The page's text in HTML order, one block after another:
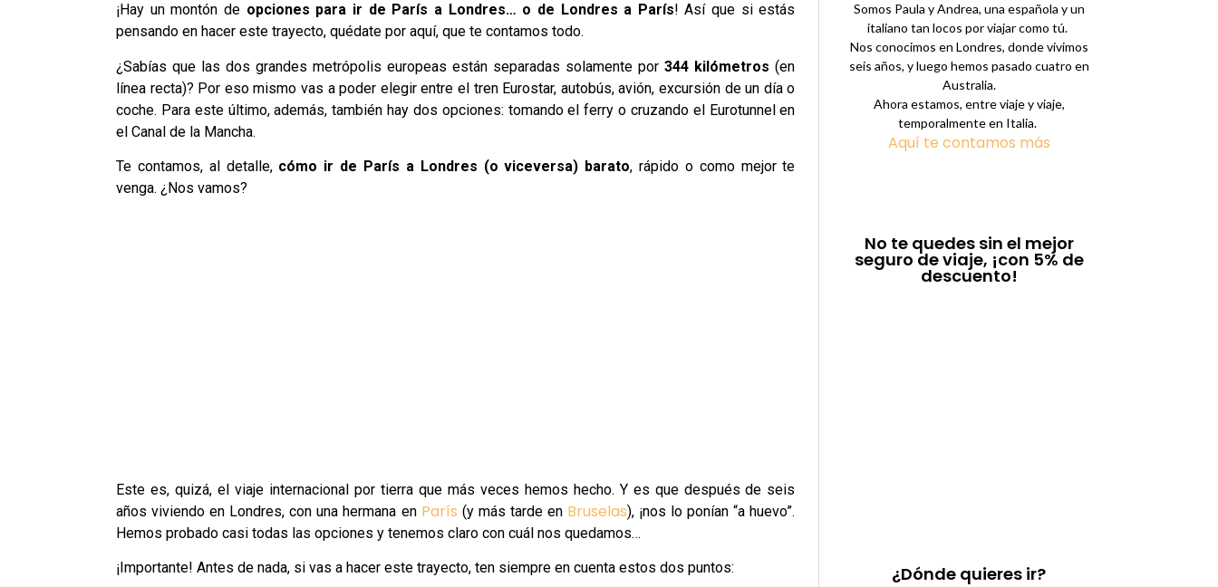
¡Hay un montón de opciones para ir de París a Londres… o de Londres a París! Así que si estás
pensando en hacer este trayecto, quédate por aquí, que te contamos todo.
¿Sabías que las dos grandes metrópolis europeas están separadas solamente por344 kilómetros (en
línea recta)? Por eso mismo vas a poder elegir entre el tren Eurostar, autobús, avión, excursión de un día o
coche. Para este último, además, también hay dos opciones: tomando el ferry o cruzando el Eurotunnel en
el Canal de la Mancha.
Te contamos, al detalle, cómo ir de París a Londres (o viceversa) barato, rápido o como mejor te
venga. ¿Nos vamos?
Este es, quizá, el viaje internacional por tierra que más veces hemos hecho. Y es que después de seis
años viviendo en Londres, con una hermana en París (y más tarde en Bruselas), ¡nos lo ponían “a huevo”.
Hemos probado casi todas las opciones y tenemos claro con cuál nos quedamos…
¡Importante! Antes de nada, si vas a hacer este trayecto, ten siempre en cuenta estos dos puntos:
Somos Paula y Andrea, una española y un
italiano tan locos por viajar como tú.
Nos conocimos en Londres, donde vivimos
seis años, y luego hemos pasado cuatro en
Australia.
Ahora estamos, entre viaje y viaje,
temporalmente en Italia.
Aquí te contamos más
No te quedes sin el mejor
seguro de viaje, ¡con 5% de
descuento!
¿Dónde quieres ir?